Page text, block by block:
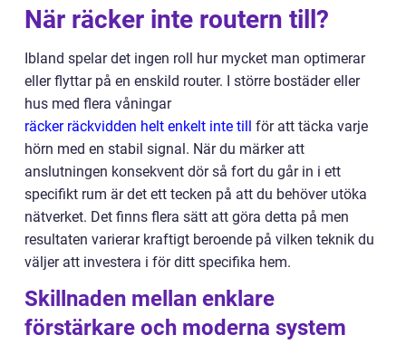
När räcker inte routern till?
Ibland spelar det ingen roll hur mycket man optimerar
eller flyttar på en enskild router. I större bostäder eller
hus med flera våningar
räcker räckvidden helt enkelt inte till för att täcka varje
hörn med en stabil signal. När du märker att
anslutningen konsekvent dör så fort du går in i ett
specifikt rum är det ett tecken på att du behöver utöka
nätverket. Det finns flera sätt att göra detta på men
resultaten varierar kraftigt beroende på vilken teknik du
väljer att investera i för ditt specifika hem.
Skillnaden mellan enklare
förstärkare och moderna system